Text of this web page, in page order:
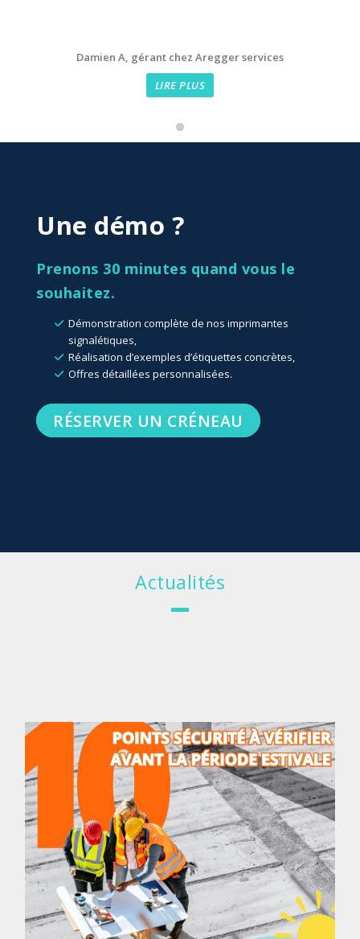
Damien A, gérant chez Aregger services
LIRE PLUS
Une démo ?
Prenons 30 minutes quand vous le
souhaitez.
Démonstration complète de nos imprimantes
signalétiques,
Réalisation d’exemples d’étiquettes concrètes,
Offres détaillées personnalisées.
RÉSERVER UN CRÉNEAU
Actualités